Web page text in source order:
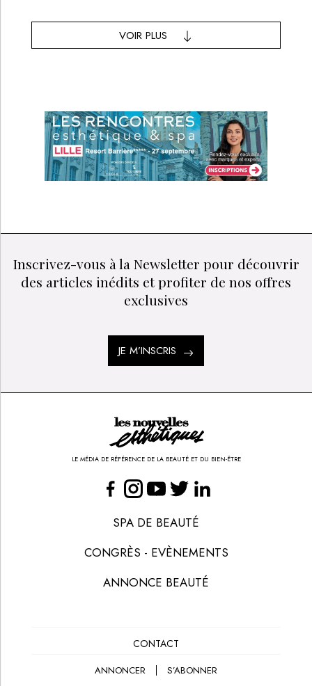
VOIR PLUS
Inscrivez-vous à la Newsletter pour découvrir
des articles inédits et profiter de nos offres
exclusives
JE M’INSCRIS
LE MÉDIA DE RÉFÉRENCE DE LA BEAUTÉ ET DU BIEN-ÊTRE
SPA DE BEAUTÉ
CONGRÈS - EVÈNEMENTS
ANNONCE BEAUTÉ
CONTACT
ANNONCER S’ABONNER